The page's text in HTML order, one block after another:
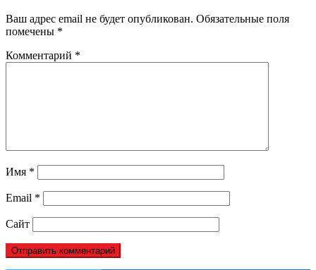
Ваш адрес email не будет опубликован. Обязательные поля
помечены *
Комментарий *
Имя *
Email *
Сайт